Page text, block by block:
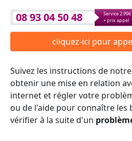
08 93 04 50 48
Service
+ prix appel
cliquez-ici pour
Suivez les instructions de
obtenir une mise en relation
internet et régler votre
ou de l'aide pour connaître les
vérifier à la suite d'un